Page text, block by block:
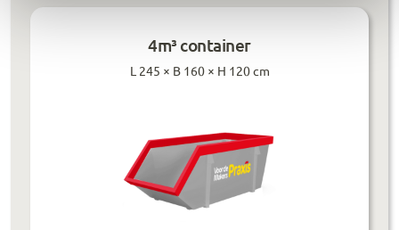
4m³ container
L 245 × B 160 × H 120 cm